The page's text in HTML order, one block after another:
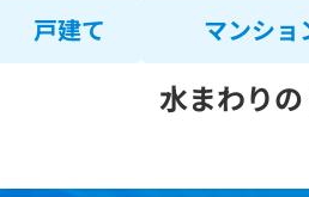
戸建て マンショ
水まわりの